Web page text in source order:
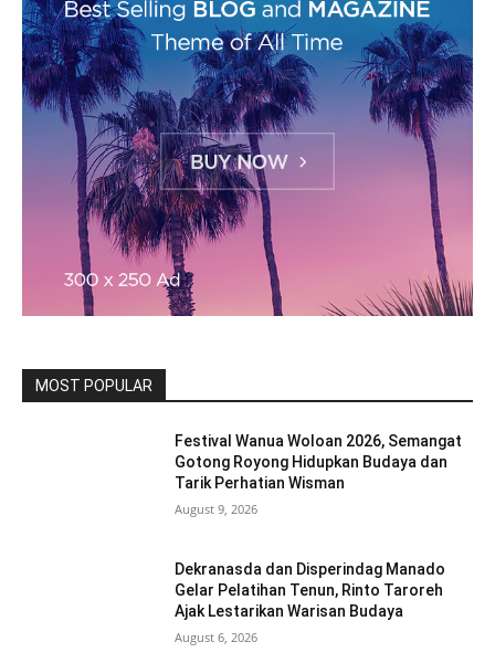
MOST POPULAR
Festival Wanua Woloan 2026, Semangat
Gotong Royong Hidupkan Budaya dan
Tarik Perhatian Wisman
August 9, 2026
Dekranasda dan Disperindag Manado
Gelar Pelatihan Tenun, Rinto Taroreh
Ajak Lestarikan Warisan Budaya
August 6, 2026